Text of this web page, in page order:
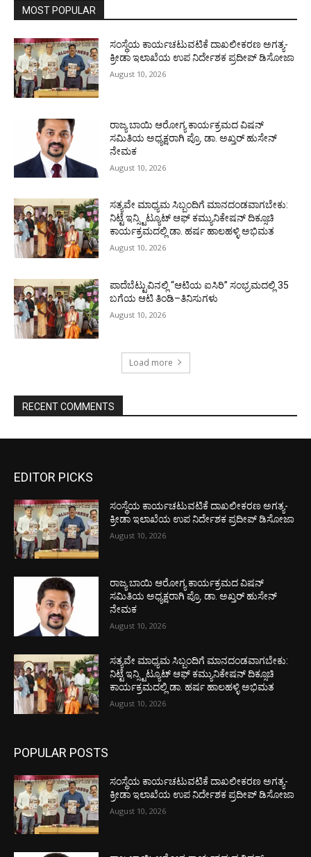
MOST POPULAR
ಸಂಸ್ಥೆಯ ಕಾರ್ಯಚಟುವಟಿಕೆ ದಾಖಲೀಕರಣ ಅಗತ್ಯ-
ಕ್ರೀಡಾ ಇಲಾಖೆಯ ಉಪ ನಿರ್ದೇಶಕ ಪ್ರದೀಪ್ ಡಿಸೋಜಾ
August 10, 2026
ರಾಜ್ಯ ಬಾಯಿ ಆರೋಗ್ಯ ಕಾರ್ಯಕ್ರಮದ ವಿಷನ್
ಸಮಿತಿಯ ಅಧ್ಯಕ್ಷರಾಗಿ ಪ್ರೊ. ಡಾ. ಅಖ್ತರ್ ಹುಸೇನ್
ನೇಮಕ
August 10, 2026
ಸತ್ಯವೇ ಮಾಧ್ಯಮ ಸಿಬ್ಬಂದಿಗೆ ಮಾನದಂಡವಾಗಬೇಕು:
ನಿಟ್ಟೆ ಇನ್ಸ್ಟಿಟ್ಯೂಟ್ ಆಫ್ ಕಮ್ಯುನಿಕೇಷನ್ ದಿಕ್ಸೂಚಿ
ಕಾರ್ಯಕ್ರಮದಲ್ಲಿ ಡಾ. ಹರ್ಷ ಹಾಲಹಳ್ಳಿ ಅಭಿಮತ
August 10, 2026
ಪಾದೆಬೆಟ್ಟುವಿನಲ್ಲಿ “ಆಟಿಯ ಐಸಿರಿ’’ ಸಂಭ್ರಮದಲ್ಲಿ 35
ಬಗೆಯ ಆಟಿ ತಿಂಡಿ–ತಿನಿಸುಗಳು
August 10, 2026
Load more
RECENT COMMENTS
EDITOR PICKS
ಸಂಸ್ಥೆಯ ಕಾರ್ಯಚಟುವಟಿಕೆ ದಾಖಲೀಕರಣ ಅಗತ್ಯ-
ಕ್ರೀಡಾ ಇಲಾಖೆಯ ಉಪ ನಿರ್ದೇಶಕ ಪ್ರದೀಪ್ ಡಿಸೋಜಾ
August 10, 2026
ರಾಜ್ಯ ಬಾಯಿ ಆರೋಗ್ಯ ಕಾರ್ಯಕ್ರಮದ ವಿಷನ್
ಸಮಿತಿಯ ಅಧ್ಯಕ್ಷರಾಗಿ ಪ್ರೊ. ಡಾ. ಅಖ್ತರ್ ಹುಸೇನ್
ನೇಮಕ
August 10, 2026
ಸತ್ಯವೇ ಮಾಧ್ಯಮ ಸಿಬ್ಬಂದಿಗೆ ಮಾನದಂಡವಾಗಬೇಕು:
ನಿಟ್ಟೆ ಇನ್ಸ್ಟಿಟ್ಯೂಟ್ ಆಫ್ ಕಮ್ಯುನಿಕೇಷನ್ ದಿಕ್ಸೂಚಿ
ಕಾರ್ಯಕ್ರಮದಲ್ಲಿ ಡಾ. ಹರ್ಷ ಹಾಲಹಳ್ಳಿ ಅಭಿಮತ
August 10, 2026
POPULAR POSTS
ಸಂಸ್ಥೆಯ ಕಾರ್ಯಚಟುವಟಿಕೆ ದಾಖಲೀಕರಣ ಅಗತ್ಯ-
ಕ್ರೀಡಾ ಇಲಾಖೆಯ ಉಪ ನಿರ್ದೇಶಕ ಪ್ರದೀಪ್ ಡಿಸೋಜಾ
August 10, 2026